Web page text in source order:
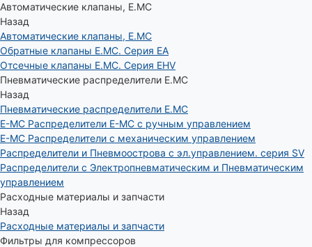
Автоматические клапаны, Е.МС
Назад
Автоматические клапаны, Е.МС
Обратные клапаны E.MC. Серия EA
Отсечные клапаны E.MC. Серия EHV
Пневматические распределители E.MC
Назад
Пневматические распределители E.MC
E-MC Распределители E-MC с ручным управлением
E-MC Распределители с механическим управлением
Распределители и Пневмоострова с эл.управлением. серия SV
Распределители с Электропневматическим и Пневматическим
управлением
Расходные материалы и запчасти
Назад
Расходные материалы и запчасти
Фильтры для компрессоров